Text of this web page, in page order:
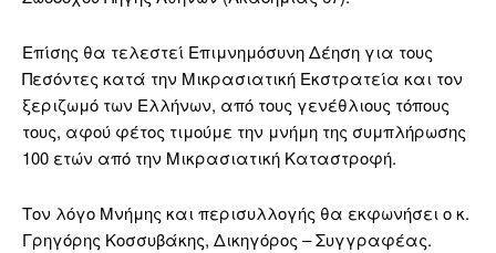
Επίσης θα τελεστεί Επιμνημόσυνη Δέηση για τους
Πεσόντες κατά την Μικρασιατική Εκστρατεία και τον
ξεριζωμό των Ελλήνων, από τους γενέθλιους τόπους
τους, αφού φέτος τιμούμε την μνήμη της συμπλήρωσης
100 ετών από την Μικρασιατική Καταστροφή.
Τον λόγο Μνήμης και περισυλλογής θα εκφωνήσει ο κ.
Γρηγόρης Κοσσυβάκης, Δικηγόρος – Συγγραφέας.